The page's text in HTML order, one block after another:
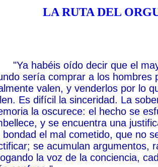
LA RUTA DEL
habéis oído decir que el
sería comprar a los hombres
valen, y venderlos por lo
Es difícil la sinceridad. La
la oscurece: el hecho se
y se encuentra una
bondad el mal cometido, que no
se acumulan argumentos,
la voz de la conciencia,